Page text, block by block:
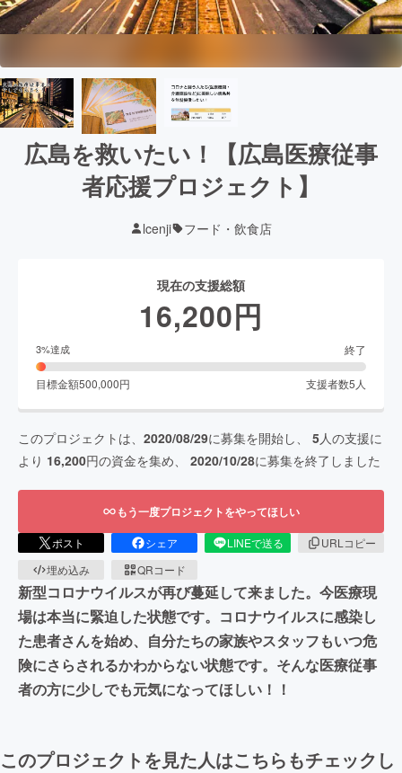
広島を救いたい！【広島医療従事
者応援プロジェクト】
lcenji フード・飲食店
現在の支援総額
16,200円
3%達成 終了
目標金額500,000円 支援者数5 人
このプロジェクトは、 2020/08/29に募集を開始し、 5人の支援に
より 16,200円の資金を集め、 2020/10/28に募集を終了しました
もう一度プロジェクトをやってほしい
ポスト シェア LINEで送る
URLコピー
埋め込み
QRコード
新型コロナウイルスが再び蔓延して来ました。今医療現
場は本当に緊迫した状態です。コロナウイルスに感染し
た患者さんを始め、自分たちの家族やスタッフもいつ危
険にさらされるかわからない状態です。そんな医療従事
者の方に少しでも元気になってほしい！！
このプロジェクトを見た人はこちらもチェックし